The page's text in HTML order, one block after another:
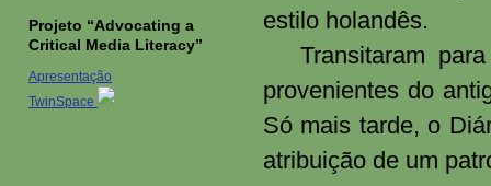
estilo holandês.
Transitaram para
provenientes do
Só mais tarde, o
atribuição de um
Projeto “Advocating a
Critical Media Literacy”
Apresentação
TwinSpace